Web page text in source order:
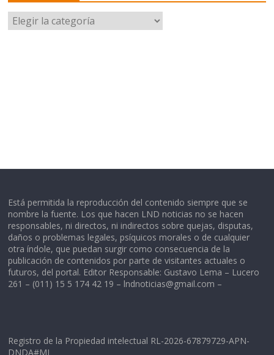
Categorías
Está permitida la reproducción del contenido siempre que se
nombre la fuente. Los que hacen LND noticias no se hacen
responsables, ni directos, ni indirectos sobre quejas, disputas,
daños o problemas legales, psíquicos morales o de cualquier
otra índole, que puedan surgir como consecuencia de la
publicación de contenidos por parte de visitantes actuales o
futuros, del portal. Editor Responsable: Gustavo Lema – Lucero
261 – (011) 15 5 174 42 19 – lndnoticias@gmail.com –
Registro de la Propiedad intelectual RL-2026-67879729-APN-
DNDA#MJ